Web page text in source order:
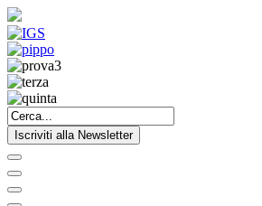
Iscriviti alla Newsletter